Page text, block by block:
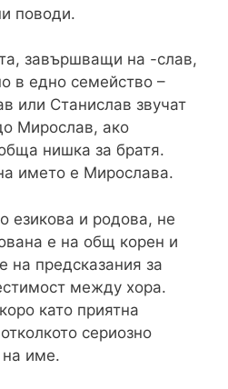
поводи.
завършващи на -слав,
в едно семейство –
или Станислав звучат
Мирослав, ако
нишка за братя.
името е Мирослава.
езикова и родова, не
е на общ корен и
на предсказания за
между хора.
като приятна
сериозно
на име.